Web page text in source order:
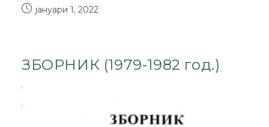
јануари 1, 2022
ЗБОРНИК (1979-1982 год.)